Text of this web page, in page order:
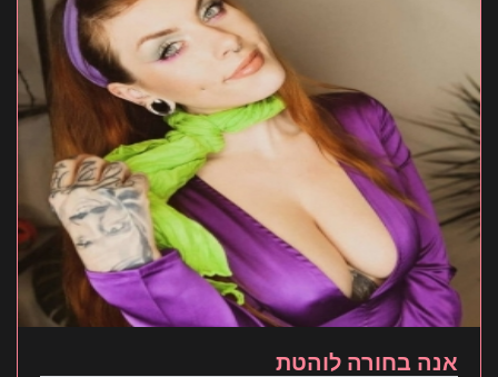
אנה בחורה לוהטת